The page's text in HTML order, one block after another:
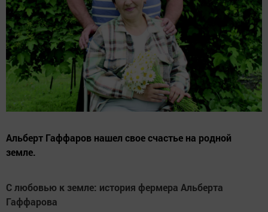
Альберт Гаффаров нашел свое счастье на родной
земле.
С любовью к земле: история фермера Альберта
Гаффарова